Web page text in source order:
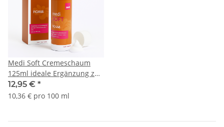
Medi Soft Cremeschaum
125ml ideale Ergänzung zur
Kompressionstherapie
12,95 € *
10,36 € pro 100 ml